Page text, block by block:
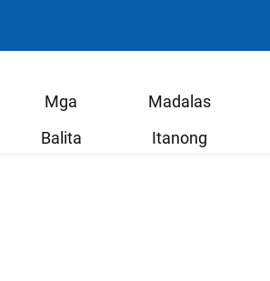
Mga
Balita
Madalas
Itanong